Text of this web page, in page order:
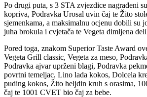
Po drugi puta, s 3 STA zvjezdice nagrađeni
kopriva, Podravka Urosal uvin čaj te Žito
sjemenkama, a maksimalnu ocjenu dobili su
juha brokula i cvjetača te Vegeta dimljena
Pored toga, znakom Superior Taste Award
Vegeta Grill classic, Vegeta za meso,
Podravka ajvar uprženi blagi, Podravka
povrtni temeljac, Lino lada kokos, Dolcela
puding kokos, Žito heljdin kruh s orasima,
čaj te 1001 CVET bio čaj za bebe.